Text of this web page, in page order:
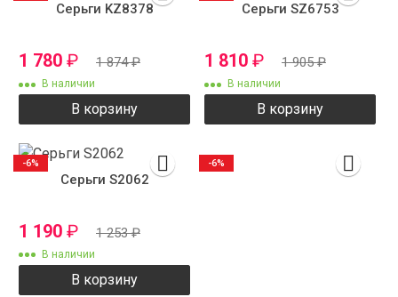
Серьги KZ8378
1 780 ₽ 1 874₽
В наличии
В корзину
Серьги SZ6753
1 810 ₽ 1 905₽
В наличии
В корзину
Серьги S2062
1 190 ₽ 1 253₽
В наличии
В корзину
-6% -6%